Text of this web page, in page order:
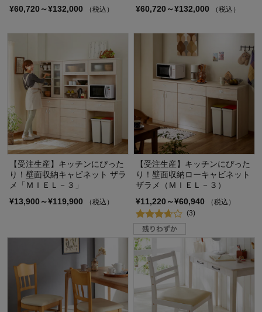
¥60,720～¥132,000
（税込）
¥60,720～¥132,000
（税込）
【受注生産】キッチンにぴった
り！壁面収納キャビネット ザラ
メ「ＭＩＥＬ－３」
¥13,900～¥119,900
（税込）
【受注生産】キッチンにぴった
り！壁面収納ローキャビネット
ザラメ（ＭＩＥＬ－３）
¥11,220～¥60,940
（税込）
(3)